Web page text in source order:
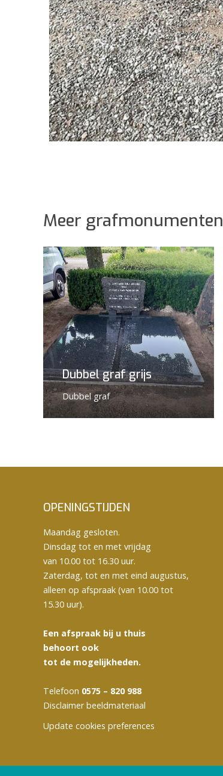
Meer grafmonumenten
Dubbel graf grijs
Dubbel graf
OPENINGSTIJDEN
Maandag gesloten.
Dinsdag tot en met vrijdag
van 10.00 tot 16.30 uur.
Zaterdag, tot en met eind augustus,
alleen op afspraak (van 10.00 tot
15.30 uur).
Een afspraak bij u thuis
behoort ook
tot de mogelijkheden.
Telefoon 0575 – 820 988
Disclaimer beeldmateriaal
Update cookies preferences